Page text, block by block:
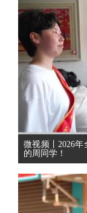
微视频丨2026
的周同学！